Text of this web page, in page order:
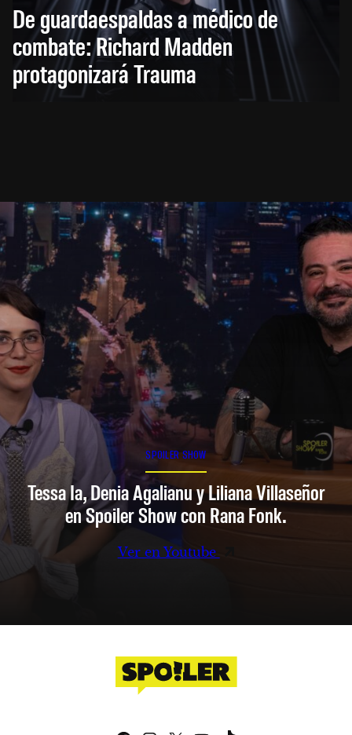
De guardaespaldas a médico de
combate: Richard Madden
protagonizará Trauma
SPOILER SHOW
Tessa Ia, Denia Agalianu y Liliana Villaseñor
en Spoiler Show con Rana Fonk.
Ver en Youtube
Facebook
Instagram
X YouTube